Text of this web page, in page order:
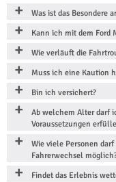
Was ist das Besondere
Kann ich mit dem Ford
Wie verläuft die
Muss ich eine Kaution
Bin ich versichert?
Ab welchem Alter darf
Voraussetzungen
Wie viele Personen
Fahrerwechsel
Findet das Erlebnis